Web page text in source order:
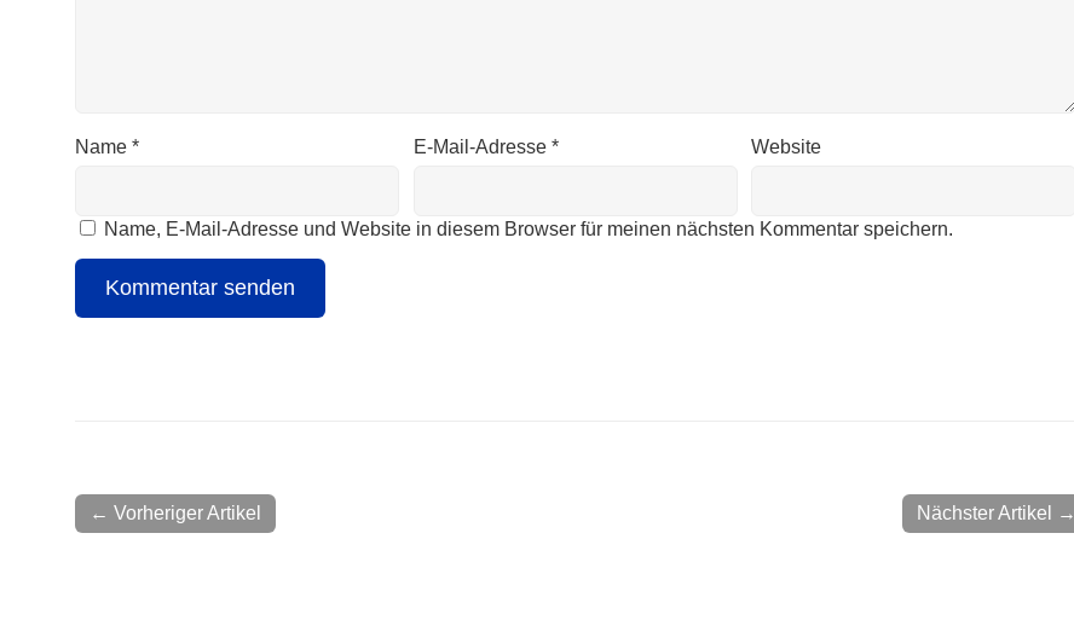
Name * E-Mail-Adresse * Website
Name, E-Mail-Adresse und Website in diesem Browser für meinen nächsten Kommentar speichern.
Nächster Artikel →
← Vorheriger Artikel